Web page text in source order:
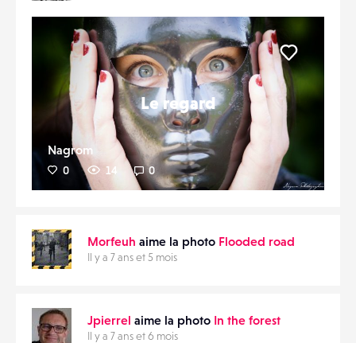
Le regard
Nagrom
0 14 0
Morfeuh aime la photo Flooded road
Il y a 7 ans et 5 mois
Jpierrel aime la photo In the forest
Il y a 7 ans et 6 mois